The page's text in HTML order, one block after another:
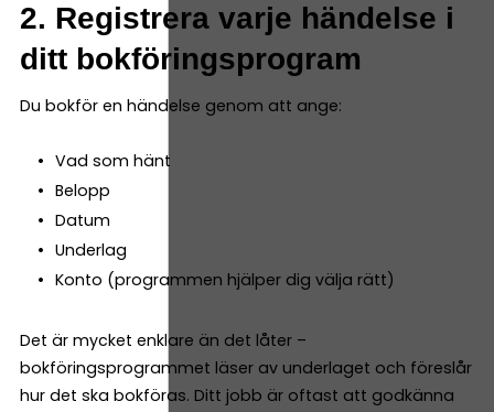
2. Registrera varje händelse i
ditt bokföringsprogram
Du bokför en händelse genom att ange:
Vad som hänt
Belopp
Datum
Underlag
Konto (programmen hjälper dig välja rätt)
Det är mycket enklare än det låter –
bokföringsprogrammet läser av underlaget och föreslår
hur det ska bokföras. Ditt jobb är oftast att godkänna